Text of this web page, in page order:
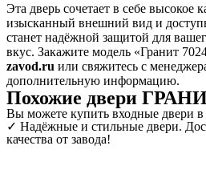
Эта дверь сочетает в себе высокое
изысканный внешний вид и
станет надёжной защитой для
вкус. Закажите модель «Гранит
zavod.ru или свяжитесь с
дополнительную информацию.
Похожие двери
Вы можете купить входные двери
✓ Надёжные и стильные двери.
качества от завода!